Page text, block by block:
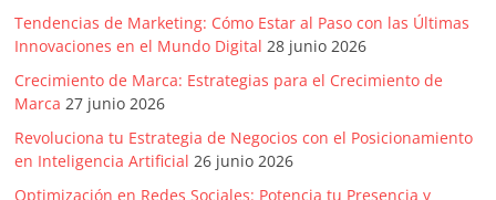
Tendencias de Marketing: Cómo Estar al Paso con las Últimas
Innovaciones en el Mundo Digital 28 junio 2026
Crecimiento de Marca: Estrategias para el Crecimiento de
Marca 27 junio 2026
Revoluciona tu Estrategia de Negocios con el Posicionamiento
en Inteligencia Artificial 26 junio 2026
Optimización en Redes Sociales: Potencia tu Presencia y